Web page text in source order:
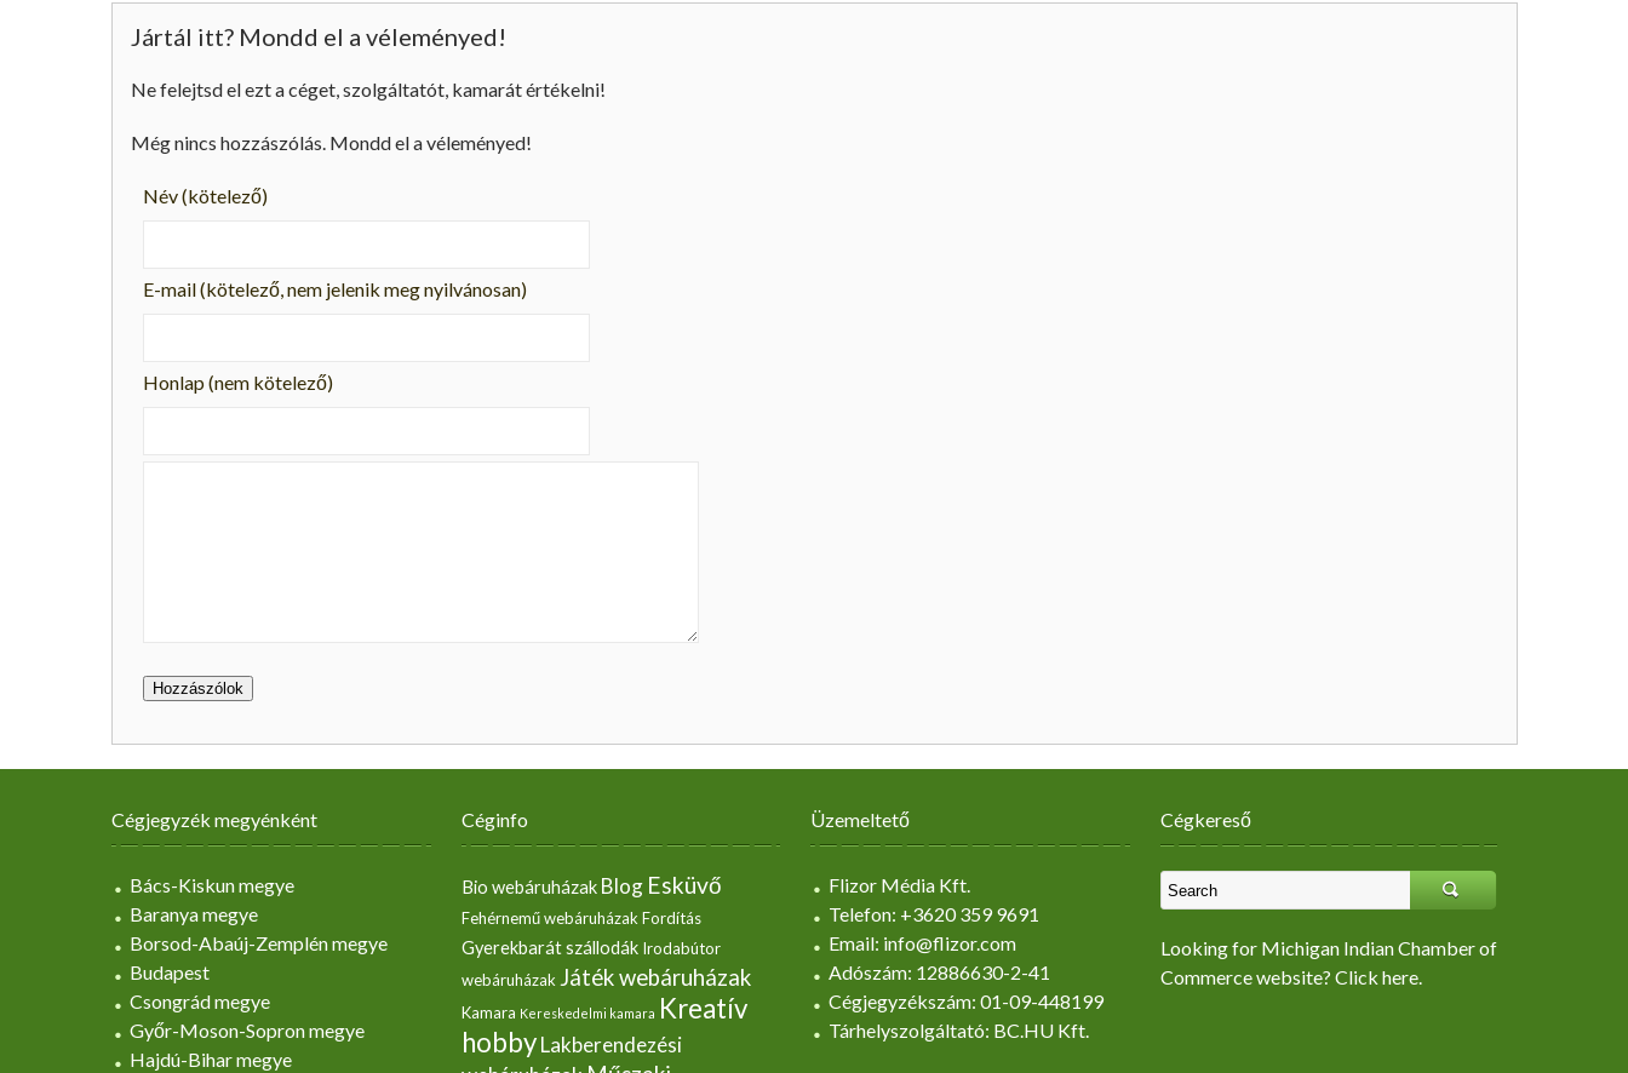
Jártál itt? Mondd el a véleményed!
Ne felejtsd el ezt a céget, szolgáltatót, kamarát értékelni!
Még nincs hozzászólás. Mondd el a véleményed!
Név(kötelező)
E-mail(kötelező, nem jelenik meg nyilvánosan)
Honlap (nem kötelező)
Cégjegyzék megyénként
Bács-Kiskun megye
Baranya megye
Borsod-Abaúj-Zemplén megye
Budapest
Csongrád megye
Győr-Moson-Sopron megye
Hajdú-Bihar megye
Céginfo
Bio webáruházak Blog Esküvő
Fehérnemű webáruházak Fordítás
Gyerekbarát szállodák Irodabútor
webáruházak Játék webáruházak
Kamara Kereskedelmi kamara Kreatív
hobby Lakberendezési
Üzemeltető
Flizor Média Kft.
Telefon: +3620 359 9691
Email: info@flizor.com
Adószám: 12886630-2-41
Cégjegyzékszám: 01-09-448199
Tárhelyszolgáltató: BC.HU Kft.
Cégkereső
Looking for Michigan Indian Chamber of
Commerce website? Click here.